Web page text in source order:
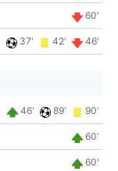
60'
37' 42' 46'
46' 89' 90'
60'
60'